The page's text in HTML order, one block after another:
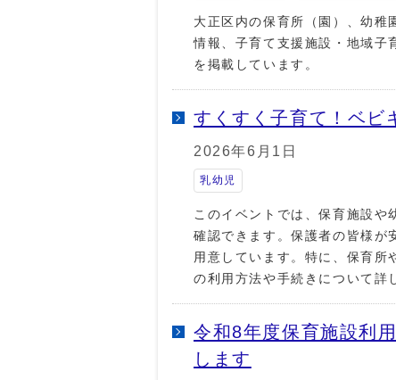
大正区内の保育所（園）、幼稚
情報、子育て支援施設・地域子
を掲載しています。
すくすく子育て！ベビ
2026年6月1日
乳幼児
このイベントでは、保育施設や
確認できます。保護者の皆様が
用意しています。特に、保育所
の利用方法や手続きについて詳
令和8年度保育施設利
します